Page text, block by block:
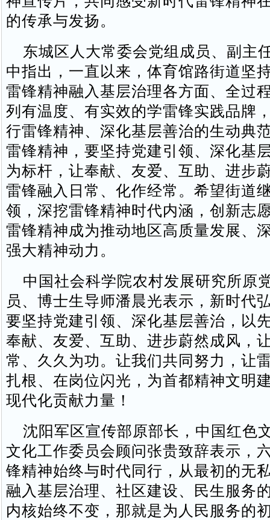
的传承与发扬。
东城区人大常委会党组成员、副主
中指出，一直以来，体育馆路街道坚
雷锋精神融入基层治理各方面、全过
列有温度、有实效的学雷锋实践品牌
行雷锋精神、深化基层善治的生动典
雷锋精神，要坚持党建引领、深化基
为标杆，让奉献、友爱、互助、进步
雷锋融入日常、化作经常。希望街道
领，深挖雷锋精神时代内涵，创新志
雷锋精神成为推动地区高质量发展、
强大精神动力。
中国社会科学院农村发展研究所原
员、博士生导师潘晨光表示，新时代
要坚持党建引领、深化基层善治，以
奉献、友爱、互助、进步蔚然成风，
常、久久为功。让我们共同努力，让
扎根、在岗位闪光，为首都精神文明
现代化贡献力量！
沈阳军区宣传部原部长，中国红色
文化工作委员会顾问张贵致辞表示，
锋精神始终与时代同行，从最初的无
融入基层治理、社区建设、民生服务
内核始终不变，那就是为人民服务的